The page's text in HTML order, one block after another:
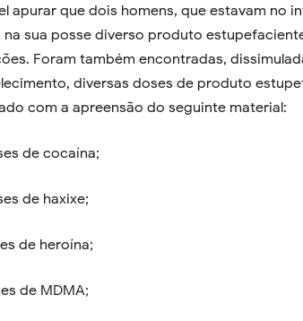
apurar que dois homens, que estavam no
na sua posse diverso produto
Foram também encontradas,
diversas doses de produto
com a apreensão do seguinte material:
de cocaína;
de haxixe;
de heroína;
de MDMA;